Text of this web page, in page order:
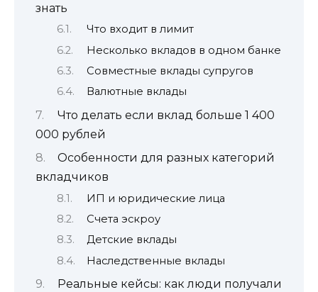
знать
Что входит в лимит
Несколько вкладов в одном банке
Совместные вклады супругов
Валютные вклады
Что делать если вклад больше 1 400
000 рублей
Особенности для разных категорий
вкладчиков
ИП и юридические лица
Счета эскроу
Детские вклады
Наследственные вклады
Реальные кейсы: как люди получали